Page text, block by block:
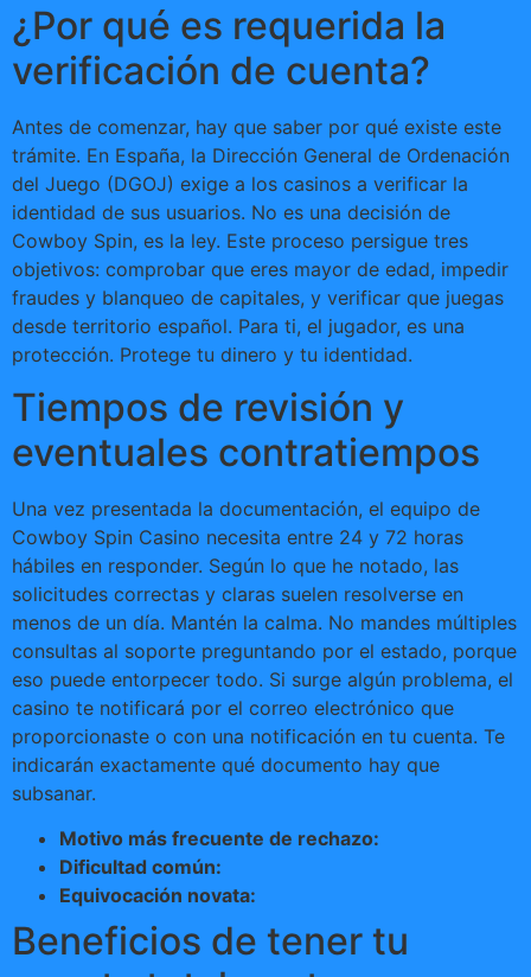
¿Por qué es requerida la
verificación de cuenta?
Antes de comenzar, hay que saber por qué existe este
trámite. En España, la Dirección General de Ordenación
del Juego (DGOJ) exige a los casinos a verificar la
identidad de sus usuarios. No es una decisión de
Cowboy Spin, es la ley. Este proceso persigue tres
objetivos: comprobar que eres mayor de edad, impedir
fraudes y blanqueo de capitales, y verificar que juegas
desde territorio español. Para ti, el jugador, es una
protección. Protege tu dinero y tu identidad.
Tiempos de revisión y
eventuales contratiempos
Una vez presentada la documentación, el equipo de
Cowboy Spin Casino necesita entre 24 y 72 horas
hábiles en responder. Según lo que he notado, las
solicitudes correctas y claras suelen resolverse en
menos de un día. Mantén la calma. No mandes múltiples
consultas al soporte preguntando por el estado, porque
eso puede entorpecer todo. Si surge algún problema, el
casino te notificará por el correo electrónico que
proporcionaste o con una notificación en tu cuenta. Te
indicarán exactamente qué documento hay que
subsanar.
Motivo más frecuente de rechazo:
Dificultad común:
Equivocación novata:
Beneficios de tener tu